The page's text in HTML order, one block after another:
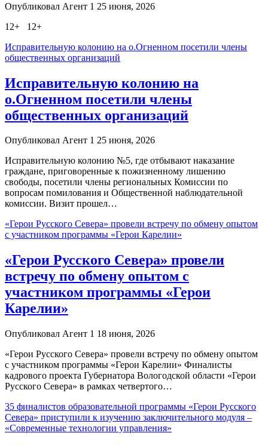
Опубликовал Агент 1 25 июня, 2026
12+ 12+
Исправительную колонию на о.Огненном посетили члены
общественных организаций
Исправительную колонию на
о.Огненном посетили члены
общественных организаций
Опубликовал Агент 1 25 июня, 2026
Исправительную колонию №5, где отбывают наказание
граждане, приговоренные к пожизненному лишению
свободы, посетили члены региональных Комиссии по
вопросам помилования и Общественной наблюдательной
комиссии. Визит прошел…
«Герои Русского Севера» провели встречу по обмену опытом
с участником программы «Герои Карелии»
«Герои Русского Севера» провели
встречу по обмену опытом с
участником программы «Герои
Карелии»
Опубликовал Агент 1 18 июня, 2026
«Герои Русского Севера» провели встречу по обмену опытом
с участником программы «Герои Карелии» Финалисты
кадрового проекта Губернатора Вологодской области «Герои
Русского Севера» в рамках четвертого…
35 финалистов образовательной программы «Герои Русского
Севера» приступили к изучению заключительного модуля –
«Современные технологии управления»